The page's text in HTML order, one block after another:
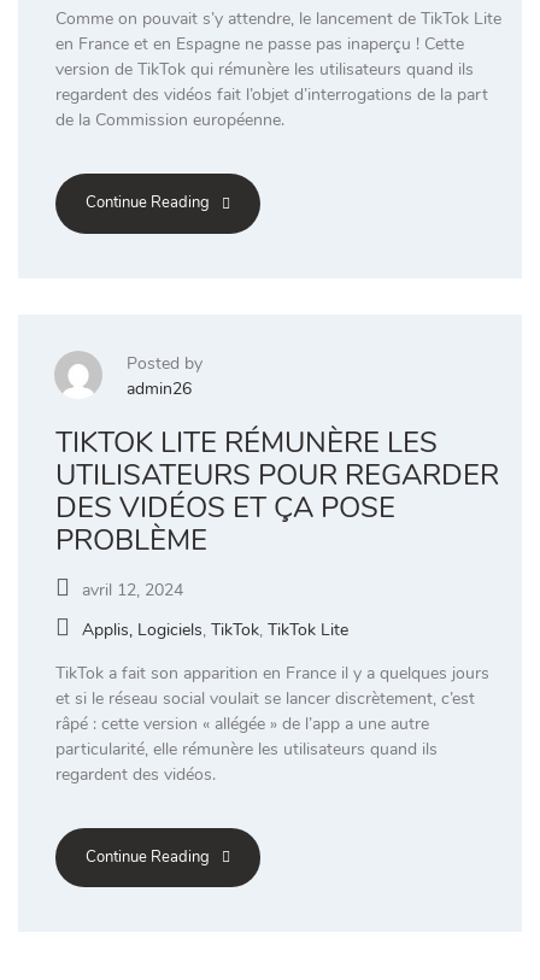
Comme on pouvait s’y attendre, le lancement de TikTok Lite
en France et en Espagne ne passe pas inaperçu ! Cette
version de TikTok qui rémunère les utilisateurs quand ils
regardent des vidéos fait l’objet d’interrogations de la part
de la Commission européenne.
Continue Reading
Posted by
admin26
TIKTOK LITE RÉMUNÈRE LES
UTILISATEURS POUR REGARDER
DES VIDÉOS ET ÇA POSE
PROBLÈME
avril 12, 2024
Applis, Logiciels, TikTok, TikTok Lite
TikTok a fait son apparition en France il y a quelques jours
et si le réseau social voulait se lancer discrètement, c’est
râpé : cette version « allégée » de l’app a une autre
particularité, elle rémunère les utilisateurs quand ils
regardent des vidéos.
Continue Reading